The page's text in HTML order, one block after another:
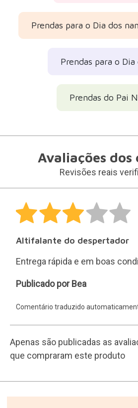
Prendas para o Dia dos
Prendas para o Dia
Prendas do Pai
Avaliações dos
Revisões reais
Altifalante do despertador
Entrega rápida e em boas
Bea
Publicado por Bea
Comentário traduzido
Apenas são publicadas as
que compraram este produto